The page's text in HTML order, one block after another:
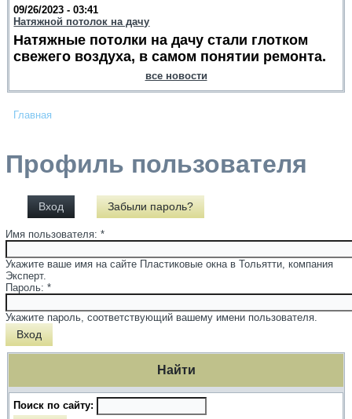
09/26/2023 - 03:41
Натяжной потолок на дачу
Натяжные потолки на дачу стали глотком
свежего воздуха, в самом понятии ремонта.
все новости
Главная
Профиль пользователя
Вход Забыли пароль?
Имя пользователя:*
Укажите ваше имя на сайте Пластиковые окна в Тольятти, компания
Эксперт.
Пароль:*
Укажите пароль, соответствующий вашему имени пользователя.
Найти
Поиск по сайту: